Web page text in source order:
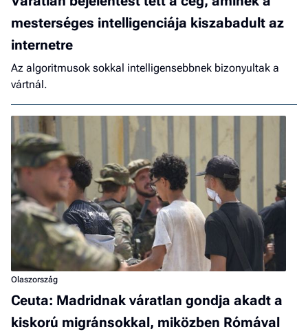
mesterséges intelligenciája kiszabadult az
internetre
Az algoritmusok sokkal intelligensebbnek bizonyultak a
vártnál.
Olaszország
Ceuta: Madridnak váratlan gondja akadt a
kiskorú migránsokkal, miközben Rómával